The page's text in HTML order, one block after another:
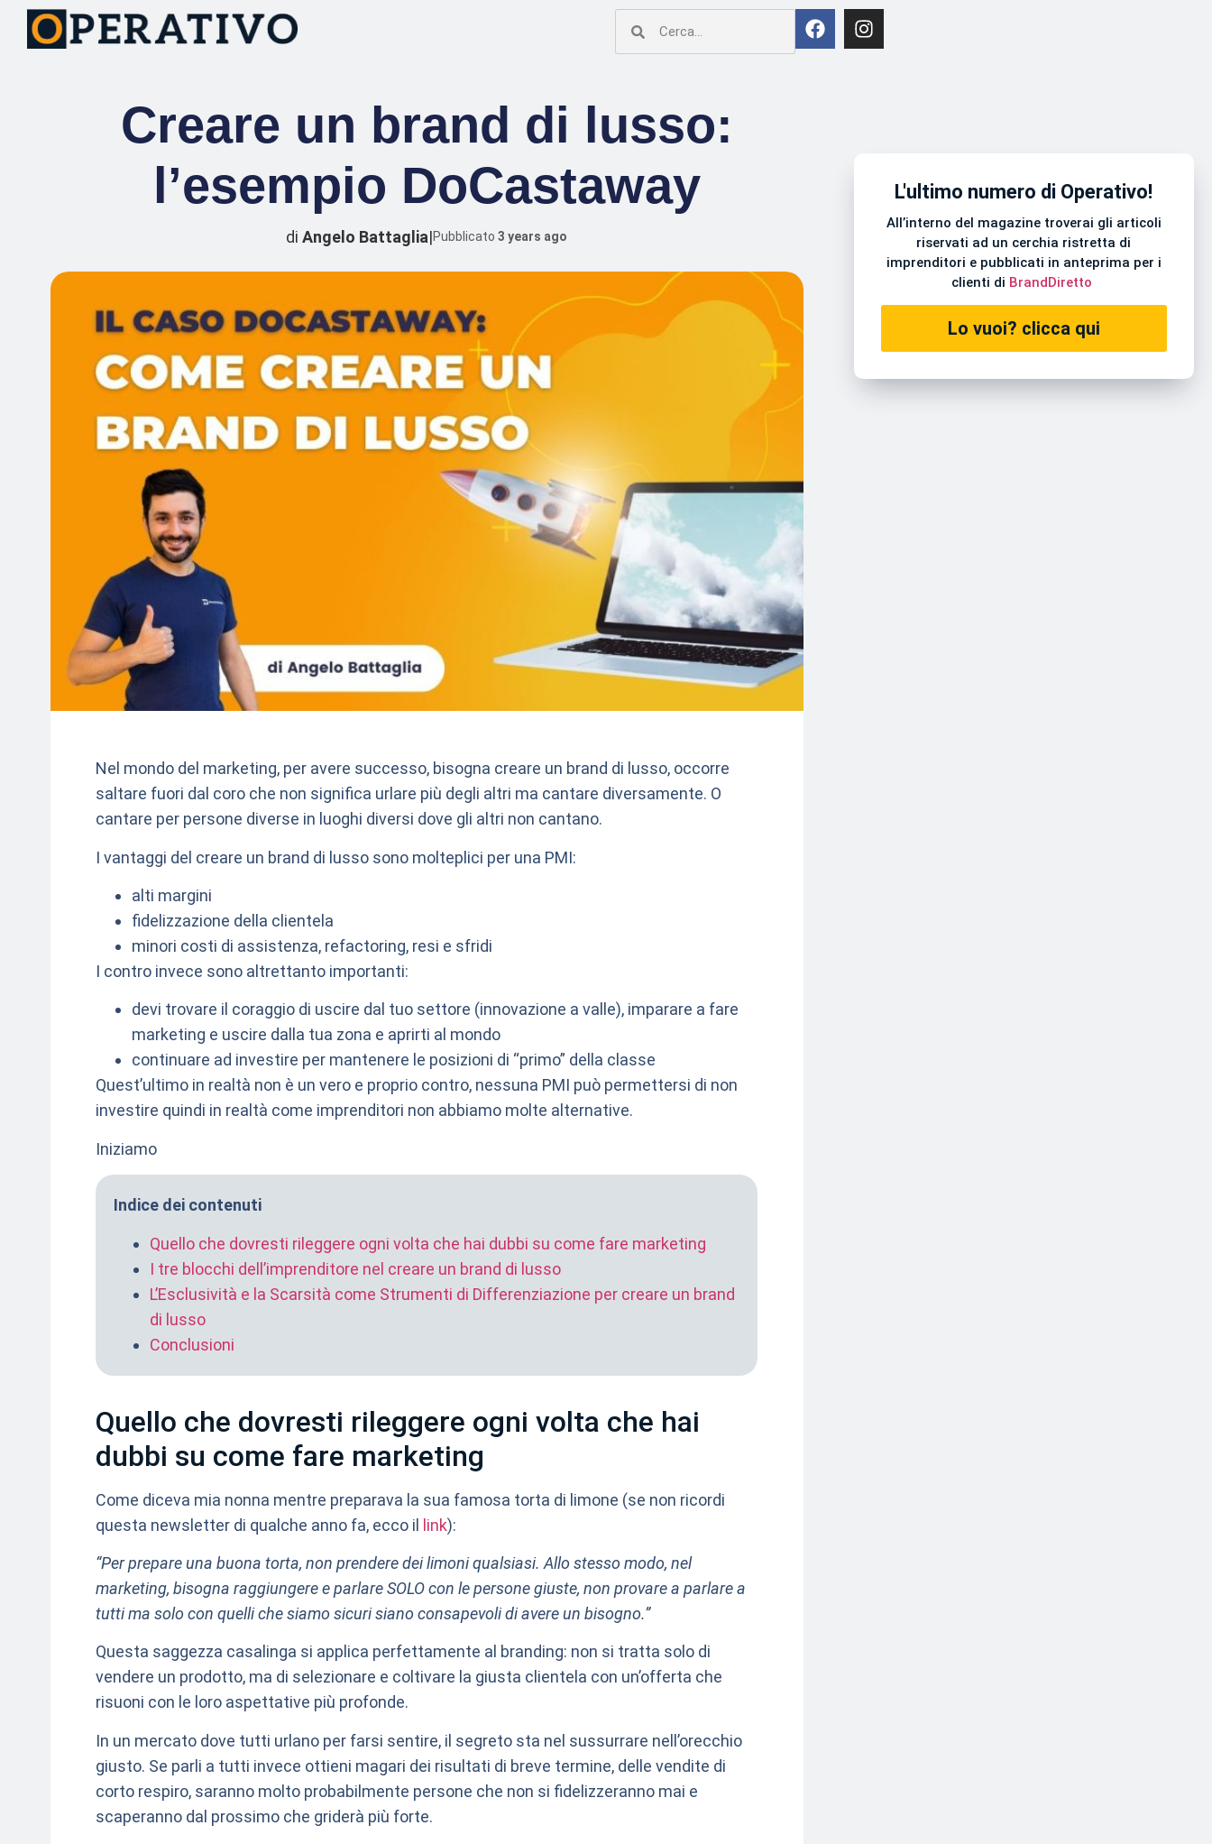
Creare un brand di lusso:
l’esempio DoCastaway
diAngelo Battaglia|Pubblicato3 years ago
Nel mondo del marketing, per avere successo, bisogna creare un brand di lusso, occorre
saltare fuori dal coro che non significa urlare più degli altri ma cantare diversamente. O
cantare per persone diverse in luoghi diversi dove gli altri non cantano.
I vantaggi del creare un brand di lusso sono molteplici per una PMI:
alti margini
fidelizzazione della clientela
minori costi di assistenza, refactoring, resi e sfridi
I contro invece sono altrettanto importanti:
devi trovare il coraggio di uscire dal tuo settore (innovazione a valle), imparare a fare
marketing e uscire dalla tua zona e aprirti al mondo
continuare ad investire per mantenere le posizioni di “primo” della classe
Quest’ultimo in realtà non è un vero e proprio contro, nessuna PMI può permettersi di non
investire quindi in realtà come imprenditori non abbiamo molte alternative.
Iniziamo
Indice dei contenuti
Quello che dovresti rileggere ogni volta che hai dubbi su come fare marketing
I tre blocchi dell’imprenditore nel creare un brand di lusso
L’Esclusività e la Scarsità come Strumenti di Differenziazione per creare un brand
di lusso
Conclusioni
Quello che dovresti rileggere ogni volta che hai
dubbi su come fare marketing
Come diceva mia nonna mentre preparava la sua famosa torta di limone (se non ricordi
questa newsletter di qualche anno fa, ecco il link):
“Per prepare una buona torta, non prendere dei limoni qualsiasi. Allo stesso modo, nel
marketing, bisogna raggiungere e parlare SOLO con le persone giuste, non provare a parlare a
tutti ma solo con quelli che siamo sicuri siano consapevoli di avere un bisogno.”
Questa saggezza casalinga si applica perfettamente al branding: non si tratta solo di
vendere un prodotto, ma di selezionare e coltivare la giusta clientela con un’offerta che
risuoni con le loro aspettative più profonde.
In un mercato dove tutti urlano per farsi sentire, il segreto sta nel sussurrare nell’orecchio
giusto. Se parli a tutti invece ottieni magari dei risultati di breve termine, delle vendite di
corto respiro, saranno molto probabilmente persone che non si fidelizzeranno mai e
scaperanno dal prossimo che griderà più forte.
L'ultimo numero di Operativo!
All’interno del magazine troverai gli articoli
riservati ad un cerchia ristretta di
imprenditori e pubblicati in anteprima per i
clienti di BrandDiretto
Lo vuoi? clicca qui